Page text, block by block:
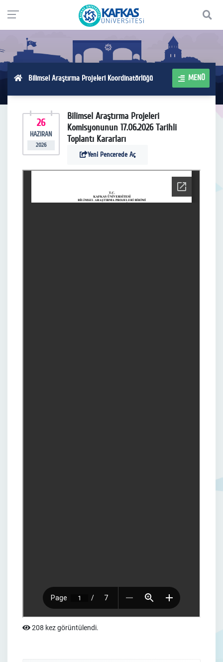
Bilimsel Araştırma Projeleri Koordinatörlüğü MENÜ
26
HAZIRAN
2026
Bilimsel Araştırma Projeleri
Komisyonunun 17.06.2026 Tarihli
Toplantı Kararları
Yeni Pencerede Aç
208 kez görüntülendi.